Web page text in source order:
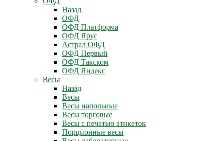
Назад
ОФД
ОФД Платформа
ОФД Ярус
Астрал ОФД
ОФД Первый
ОФД Такском
ОФД Яндекс
Весы
Назад
Весы
Весы напольные
Весы торговые
Весы с печатью этикеток
Порционные весы